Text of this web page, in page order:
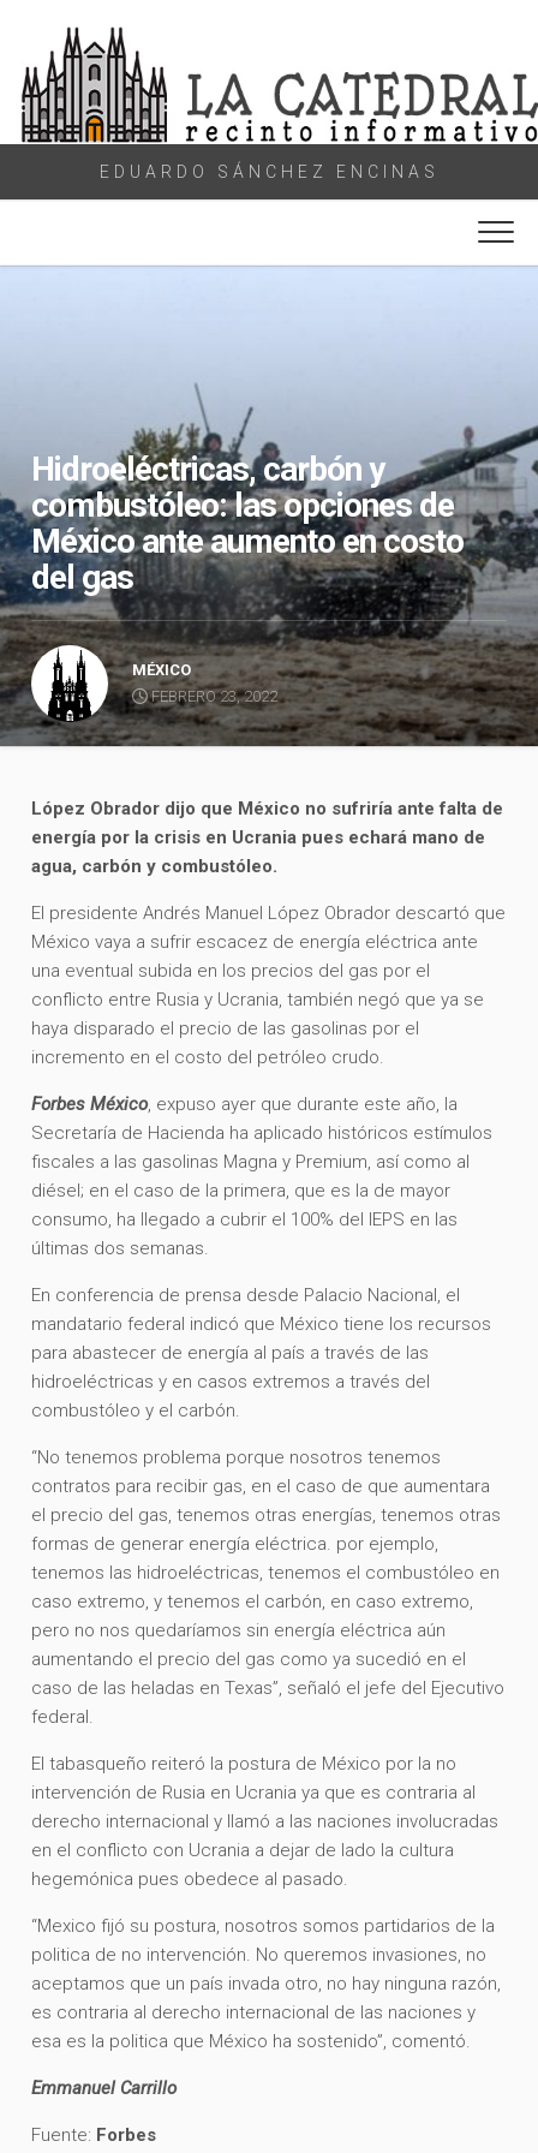
content
EDUARDO SÁNCHEZ ENCINAS
Hidroeléctricas, carbón y
combustóleo: las opciones de
México ante aumento en costo
del gas
MÉXICO
FEBRERO 23, 2022
López Obrador dijo que México no sufriría ante falta de
energía por la crisis en Ucrania pues echará mano de
agua, carbón y combustóleo.
El presidente Andrés Manuel López Obrador descartó que
México vaya a sufrir escacez de energía eléctrica ante
una eventual subida en los precios del gas por el
conflicto entre Rusia y Ucrania, también negó que ya se
haya disparado el precio de las gasolinas por el
incremento en el costo del petróleo crudo.
Forbes México, expuso ayer que durante este año, la
Secretaría de Hacienda ha aplicado históricos estímulos
fiscales a las gasolinas Magna y Premium, así como al
diésel; en el caso de la primera, que es la de mayor
consumo, ha llegado a cubrir el 100% del IEPS en las
últimas dos semanas.
En conferencia de prensa desde Palacio Nacional, el
mandatario federal indicó que México tiene los recursos
para abastecer de energía al país a través de las
hidroeléctricas y en casos extremos a través del
combustóleo y el carbón.
“No tenemos problema porque nosotros tenemos
contratos para recibir gas, en el caso de que aumentara
el precio del gas, tenemos otras energías, tenemos otras
formas de generar energía eléctrica. por ejemplo,
tenemos las hidroeléctricas, tenemos el combustóleo en
caso extremo, y tenemos el carbón, en caso extremo,
pero no nos quedaríamos sin energía eléctrica aún
aumentando el precio del gas como ya sucedió en el
caso de las heladas en Texas”, señaló el jefe del Ejecutivo
federal.
El tabasqueño reiteró la postura de México por la no
intervención de Rusia en Ucrania ya que es contraria al
derecho internacional y llamó a las naciones involucradas
en el conflicto con Ucrania a dejar de lado la cultura
hegemónica pues obedece al pasado.
“Mexico fijó su postura, nosotros somos partidarios de la
politica de no intervención. No queremos invasiones, no
aceptamos que un país invada otro, no hay ninguna razón,
es contraria al derecho internacional de las naciones y
esa es la politica que México ha sostenido”, comentó.
Emmanuel Carrillo
Fuente: Forbes